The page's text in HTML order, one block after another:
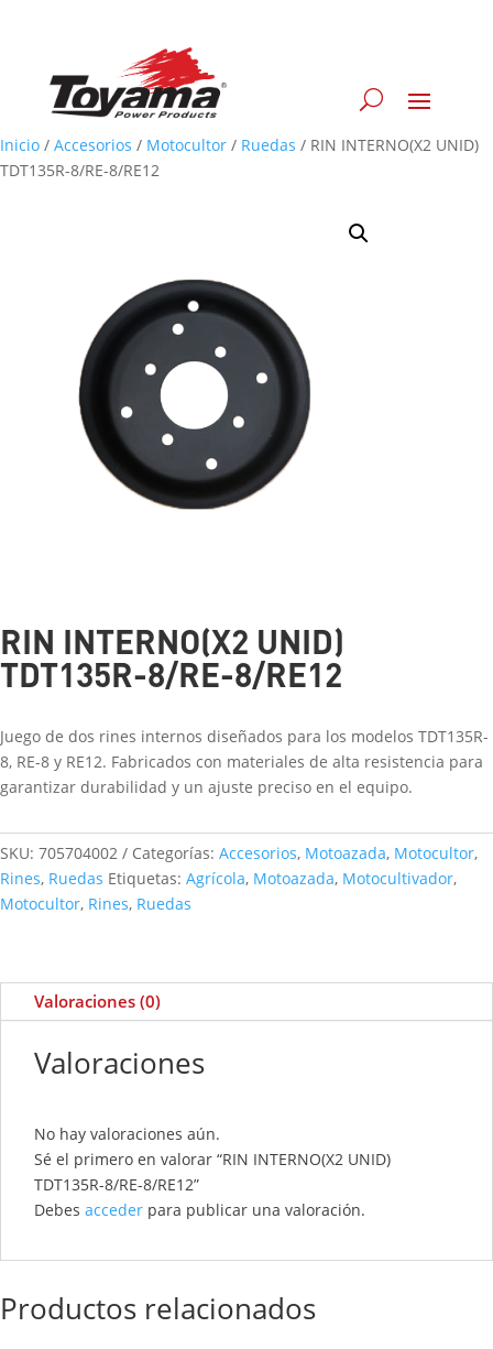
Inicio / Accesorios / Motocultor / Ruedas / RIN INTERNO(X2 UNID)
TDT135R-8/RE-8/RE12
RIN INTERNO(X2 UNID)
TDT135R-8/RE-8/RE12
Juego de dos rines internos diseñados para los modelos TDT135R-
8, RE-8 y RE12. Fabricados con materiales de alta resistencia para
garantizar durabilidad y un ajuste preciso en el equipo.
SKU: 705704002 Categorías: Accesorios, Motoazada, Motocultor,
Rines, Ruedas Etiquetas: Agrícola, Motoazada, Motocultivador,
Motocultor, Rines, Ruedas
Valoraciones (0)
Valoraciones
No hay valoraciones aún.
Sé el primero en valorar “RIN INTERNO(X2 UNID)
TDT135R-8/RE-8/RE12”
Debes acceder para publicar una valoración.
Productos relacionados